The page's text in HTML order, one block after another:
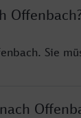
Sie